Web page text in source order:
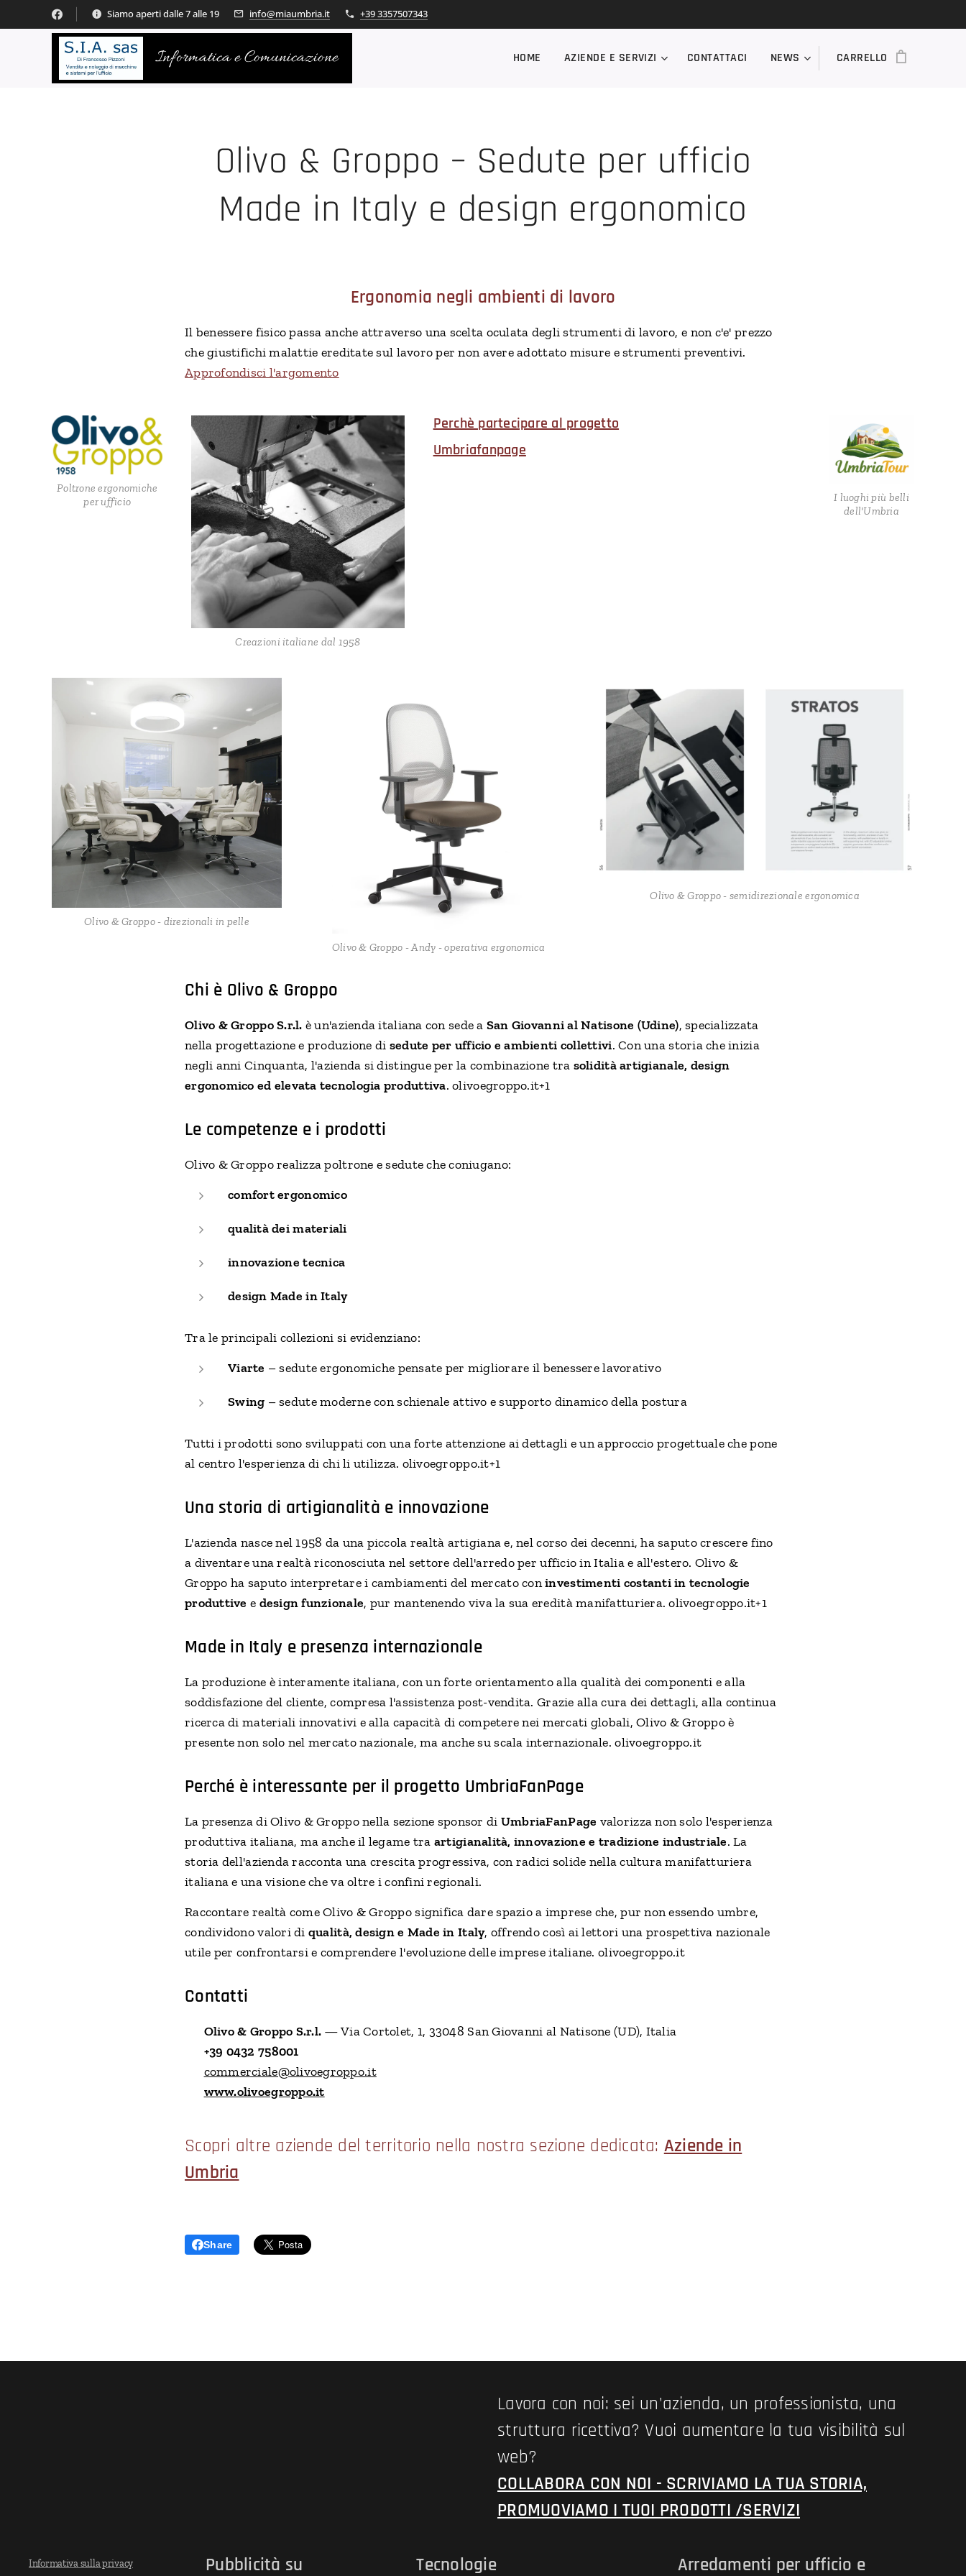
Siamo aperti dalle 7 alle 19 info@miaumbria.it +39 3357507343
Informatica e Comunicazione HOME AZIENDE E SERVIZI CONTATTACI NEWS CARRELLO
Olivo & Groppo – Sedute per ufficio
Made in Italy e design ergonomico
Ergonomia negli ambienti di lavoro
Il benessere fisico passa anche attraverso una scelta oculata degli strumenti di lavoro, e non c'e' prezzo
che giustifichi malattie ereditate sul lavoro per non avere adottato misure e strumenti preventivi.
Approfondisci l'argomento
Poltrone ergonomiche
per ufficio
Creazioni italiane dal 1958
Perchè partecipare al progetto
Umbriafanpage
I luoghi più belli
dell'Umbria
Olivo & Groppo - direzionali in pelle
Olivo & Groppo - Andy - operativa ergonomica
Olivo & Groppo - semidirezionale ergonomica
Chi è Olivo & Groppo
Olivo & Groppo S.r.l. è un'azienda italiana con sede a San Giovanni al Natisone (Udine), specializzata
nella progettazione e produzione di sedute per ufficio e ambienti collettivi. Con una storia che inizia
negli anni Cinquanta, l'azienda si distingue per la combinazione tra solidità artigianale, design
ergonomico ed elevata tecnologia produttiva. olivoegroppo.it+1
Le competenze e i prodotti
Olivo & Groppo realizza poltrone e sedute che coniugano:
comfort ergonomico
qualità dei materiali
innovazione tecnica
design Made in Italy
Tra le principali collezioni si evidenziano:
Viarte – sedute ergonomiche pensate per migliorare il benessere lavorativo
Swing – sedute moderne con schienale attivo e supporto dinamico della postura
Tutti i prodotti sono sviluppati con una forte attenzione ai dettagli e un approccio progettuale che pone
al centro l'esperienza di chi li utilizza. olivoegroppo.it+1
Una storia di artigianalità e innovazione
L'azienda nasce nel 1958 da una piccola realtà artigiana e, nel corso dei decenni, ha saputo crescere fino
a diventare una realtà riconosciuta nel settore dell'arredo per ufficio in Italia e all'estero. Olivo &
Groppo ha saputo interpretare i cambiamenti del mercato coninvestimenti costanti in tecnologie
produttive e design funzionale, pur mantenendo viva la sua eredità manifatturiera. olivoegroppo.it+1
Made in Italy e presenza internazionale
La produzione è interamente italiana, con un forte orientamento alla qualità dei componenti e alla
soddisfazione del cliente, compresa l'assistenza post-vendita. Grazie alla cura dei dettagli, alla continua
ricerca di materiali innovativi e alla capacità di competere nei mercati globali, Olivo & Groppo è
presente non solo nel mercato nazionale, ma anche su scala internazionale. olivoegroppo.it
Perché è interessante per il progetto UmbriaFanPage
La presenza di Olivo & Groppo nella sezione sponsor di UmbriaFanPage valorizza non solo l'esperienza
produttiva italiana, ma anche il legame tra artigianalità, innovazione e tradizione industriale. La
storia dell'azienda racconta una crescita progressiva, con radici solide nella cultura manifatturiera
italiana e una visione che va oltre i confini regionali.
Raccontare realtà come Olivo & Groppo significa dare spazio a imprese che, pur non essendo umbre,
condividono valori di qualità, design e Made in Italy, offrendo così ai lettori una prospettiva nazionale
utile per confrontarsi e comprendere l'evoluzione delle imprese italiane. olivoegroppo.it
Contatti
Olivo & Groppo S.r.l. — Via Cortolet, 1, 33048 San Giovanni al Natisone (UD), Italia
+39 0432 758001
commerciale@olivoegroppo.it
www.olivoegroppo.it
Scopri altre aziende del territorio nella nostra sezione dedicata: Aziende in
Umbria
Share
Lavora con noi: sei un'azienda, un professionista, una
struttura ricettiva? Vuoi aumentare la tua visibilità sul
web?
COLLABORA CON NOI - SCRIVIAMO LA TUA STORIA,
PROMUOVIAMO I TUOI PRODOTTI /SERVIZI
Informativa sulla privacy Pubblicità su Tecnologie Arredamenti per ufficio e